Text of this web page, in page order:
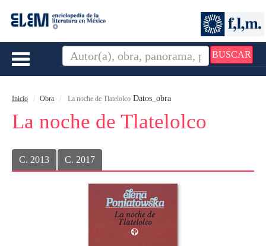
BUSCAR
Toggle
Inicio Obra La noche de Tlatelolco Datos_obra
La noche de Tlatelolco
C. 2013 C. 2017